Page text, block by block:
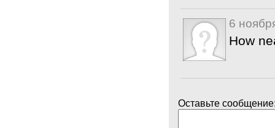
6
How
Оставьте